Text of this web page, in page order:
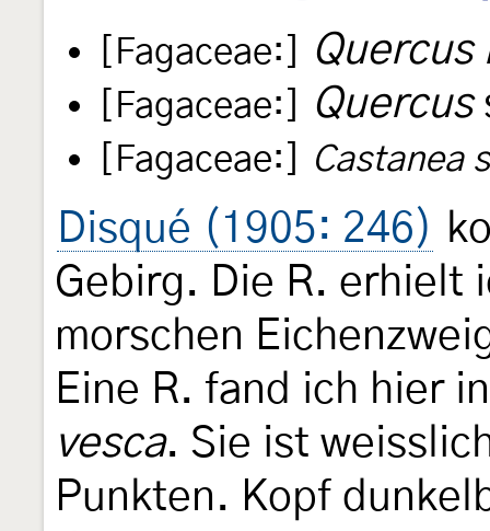
[Fagaceae:] Quercus
[Fagaceae:] Quercus
[Fagaceae:] Castanea
Disqué (1905: 246)
Gebirg. Die R. erhielt
morschen
Eine R. fand ich hier
vesca. Sie ist
Punkten. Kopf